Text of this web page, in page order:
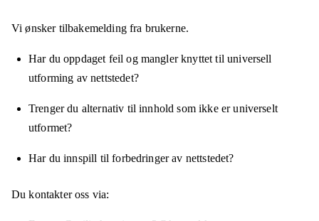
Vi ønsker tilbakemelding fra brukerne.
Har du oppdaget feil og mangler knyttet til universell
utforming av nettstedet?
Trenger du alternativ til innhold som ikke er universelt
utformet?
Har du innspill til forbedringer av nettstedet?
Du kontakter oss via: